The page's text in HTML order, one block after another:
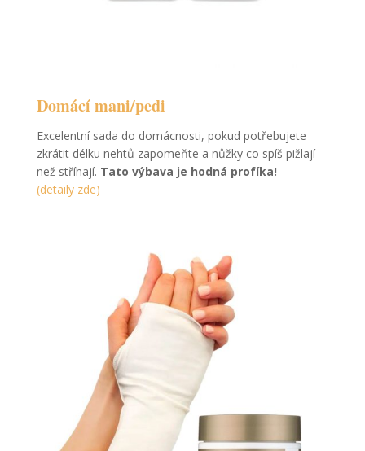
Domácí mani/pedi
Excelentní sada do domácnosti, pokud potřebujete
zkrátit délku nehtů zapomeňte a nůžky co spíš pižlají
než stříhají. Tato výbava je hodná profíka!
(detaily zde)